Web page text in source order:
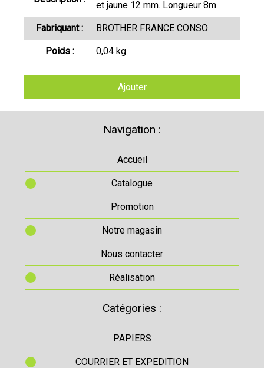
et jaune 12 mm. Longueur 8m
Fabriquant : BROTHER FRANCE CONSO
Poids : 0,04 kg
Ajouter
Navigation :
Accueil
Catalogue
Promotion
Notre magasin
Nous contacter
Réalisation
Catégories :
PAPIERS
COURRIER ET EXPEDITION